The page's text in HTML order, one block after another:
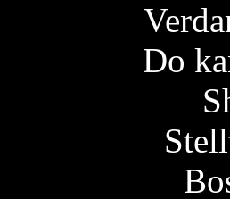
Do